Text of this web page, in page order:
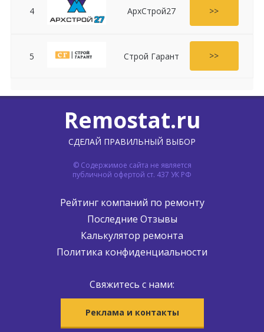
4 АрхСтрой27 >>
5 Строй Гарант >>
Remostat.ru
СДЕЛАЙ ПРАВИЛЬНЫЙ ВЫБОР
© Содержимое сайта не является
публичной офертой ст. 437 УК РФ
Рейтинг компаний по ремонту
Последние Отзывы
Калькулятор ремонта
Политика конфиденциальности
Свяжитесь с нами:
Реклама и контакты